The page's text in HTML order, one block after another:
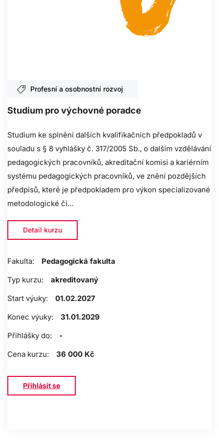
Profesní a osobnostní rozvoj
Studium pro výchovné poradce
Studium ke splnění dalších kvalifikačních předpokladů v
souladu s § 8 vyhlášky č. 317/2005 Sb., o dalším vzdělávání
pedagogických pracovníků, akreditační komisi a kariérním
systému pedagogických pracovníků, ve znění pozdějších
předpisů, které je předpokladem pro výkon specializované
metodologické či...
Detail kurzu
Fakulta:
Pedagogická fakulta
Typ kurzu:
akreditovaný
Start výuky:
01.02.2027
Konec výuky:
31.01.2029
Přihlášky do:
-
Cena kurzu:
36 000 Kč
Přihlásit se